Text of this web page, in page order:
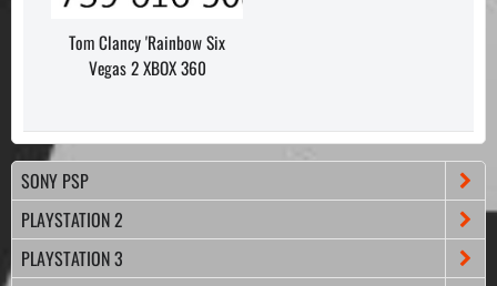
Tom Clancy 'Rainbow Six
Vegas 2 XBOX 360
SONY PSP
PLAYSTATION 2
PLAYSTATION 3